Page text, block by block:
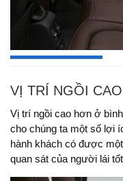
VỊ TRÍ NGỒI
Vị trí ngồi cao hơn ở
cho chúng ta một số lợi
hành khách có được
quan sát của người lái